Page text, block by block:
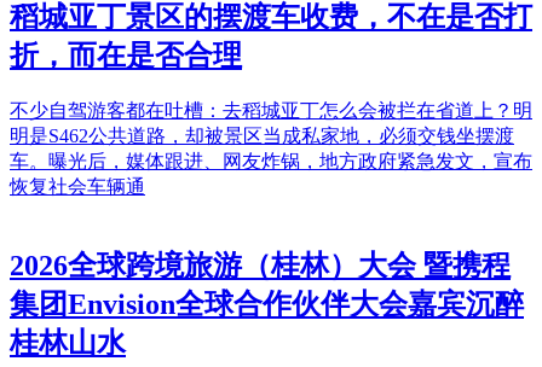
稻城亚丁景区的摆渡车收费，不在是否打
折，而在是否合理
不少自驾游客都在吐槽：去稻城亚丁怎么会被拦在省道上？明
明是S462公共道路，却被景区当成私家地，必须交钱坐摆渡
车。曝光后，媒体跟进、网友炸锅，地方政府紧急发文，宣布
恢复社会车辆通
2026全球跨境旅游（桂林）大会 暨携程
集团Envision全球合作伙伴大会嘉宾沉醉
桂林山水